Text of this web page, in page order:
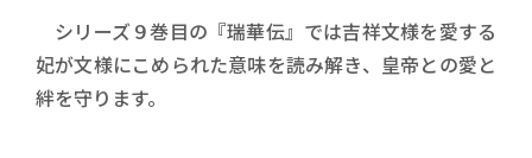
シリーズ９巻目の『瑞華伝』では吉祥文様を愛する
妃が文様にこめられた意味を読み解き、皇帝との愛と
絆を守ります。